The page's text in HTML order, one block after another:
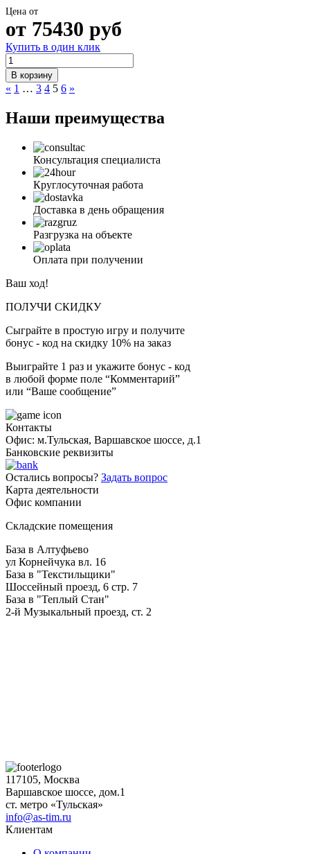
Цена от
от 75430 руб
Купить в один клик
В корзину
« 1 … 3 4 5 6 »
Наши преимущества
Консультация специалиста
Круглосуточная работа
Доставка в день обращения
Разгрузка на объекте
Оплата при получении
Ваш ход!
ПОЛУЧИ СКИДКУ
Сыграйте в простую игру и получите
бонус - код на скидку 10% на заказ
Выиграйте 1 раз и укажите бонус - код
в любой форме поле “Комментарий”
или “Ваше сообщение”
Контакты
Офис: м.Тульская, Варшавское шоссе, д.1
Банковские реквизиты
Остались вопросы? Задать вопрос
Карта деятельности
Офис компании
Складские помещения
База в Алтуфьево
ул Корнейчука вл. 16
База в "Текстильщики"
Шоссейный проезд, 6 стр. 7
База в "Теплый Стан"
2-й Музыкальный проезд, ст. 2
117105, Москва
Варшавское шоссе, дом.1
ст. метро «Тульская»
info@as-tim.ru
Клиентам